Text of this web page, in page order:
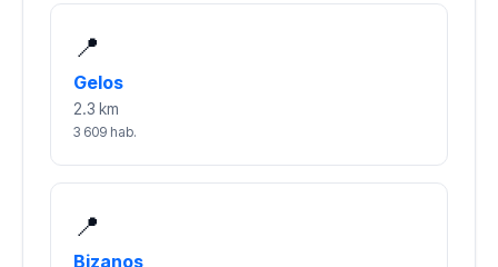
📍
Gelos
2.3 km
3 609 hab.
📍
Bizanos